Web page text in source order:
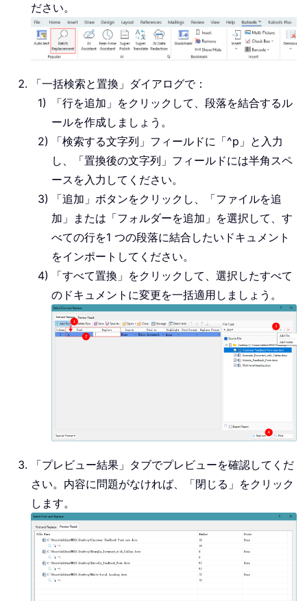
ださい。
「一括検索と置換」ダイアログで：
「行を追加」をクリックして、段落を結合するル
ールを作成しましょう。
「検索する文字列」フィールドに「^p 」と入力
し、「置換後の文字列」フィールドには半角スペ
ースを入力してください。
「追加」ボタンをクリックし、「ファイルを追
加」または「フォルダーを追加」を選択して、す
べての行を1 つの段落に結合したいドキュメント
をインポートしてください。
「すべて置換」をクリックして、選択したすべて
のドキュメントに変更を一括適用しましょう。
「プレビュー結果」タブでプレビューを確認してくだ
さい。内容に問題がなければ、「閉じる」をクリック
します。